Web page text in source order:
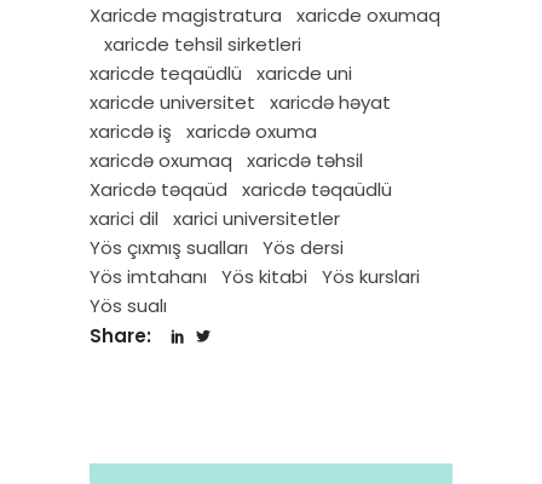
Xaricde magistratura
xaricde oxumaq
xaricde tehsil sirketleri
xaricde teqaüdlü
xaricde uni
xaricde universitet
xaricdə həyat
xaricdə iş
xaricdə oxuma
xaricdə oxumaq
xaricdə təhsil
Xaricdə təqaüd
xaricdə təqaüdlü
xarici dil
xarici universitetler
Yös çıxmış sualları
Yös dersi
Yös imtahanı
Yös kitabi
Yös kurslari
Yös sualı
Share: